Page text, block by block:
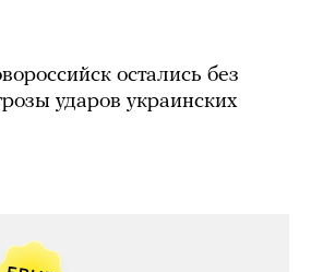
остались без
ударов украинских